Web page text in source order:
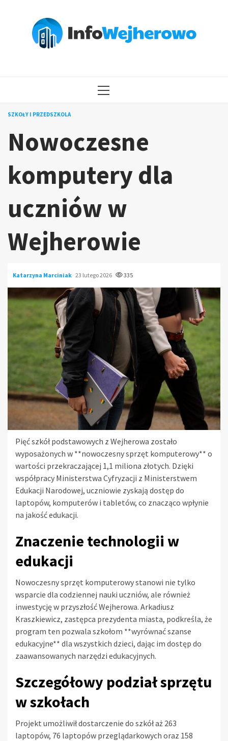
MENU
SZKOŁY I PRZEDSZKOLA
Nowoczesne
komputery dla
uczniów w
Wejherowie
Katarzyna Marciniak 23 lutego 2026 335
Pięć szkół podstawowych z Wejherowa zostało
wyposażonych w **nowoczesny sprzęt komputerowy** o
wartości przekraczającej 1,1 miliona złotych. Dzięki
współpracy Ministerstwa Cyfryzacji z Ministerstwem
Edukacji Narodowej, uczniowie zyskają dostęp do
laptopów, komputerów i tabletów, co znacząco wpłynie
na jakość edukacji.
Znaczenie technologii w
edukacji
Nowoczesny sprzęt komputerowy stanowi nie tylko
wsparcie dla codziennej nauki uczniów, ale również
inwestycję w przyszłość Wejherowa. Arkadiusz
Kraszkiewicz, zastępca prezydenta miasta, podkreśla, że
program ten pozwala szkołom **wyrównać szanse
edukacyjne** dla wszystkich dzieci, dając im dostęp do
zaawansowanych narzędzi edukacyjnych.
Szczegółowy podział sprzętu
w szkołach
Projekt umożliwił dostarczenie do szkół aż 263
laptopów, 76 laptopów przeglądarkowych oraz 158